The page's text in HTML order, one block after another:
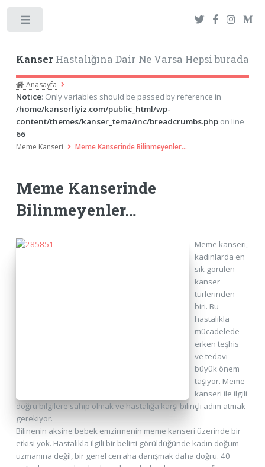
KanserHastalığına Dair Ne Varsa Hepsi burada
Anasayfa
Notice: Only variables should be passed by reference in
/home/kanserliyiz.com/public_html/wp-
content/themes/kanser_tema/inc/breadcrumbs.phpon line
66
Meme Kanseri Meme Kanserinde Bilinmeyenler…
Meme Kanserinde
Bilinmeyenler…
Meme kanseri,
kadınlarda en
sık görülen
kanser
türlerinden
biri. Bu
hastalıkla
mücadelede
erken teşhis
ve tedavi
büyük önem
taşıyor. Meme
kanseri ile ilgili
doğru bilgilere sahip olmak ve hastalığa karşı bilinçli adım atmak
gerekiyor.
Bilinenin aksine bebek emzirmenin meme kanseri üzerinde bir
etkisi yok. Hastalıkla ilgili bir belirti görüldüğünde kadın doğum
uzmanına değil, bir genel cerraha danışmak daha doğru. 40